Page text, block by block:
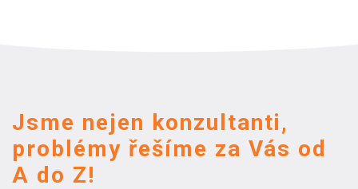
Jsme nejen konzultanti,
problémy řešíme za Vás od
A do Z!